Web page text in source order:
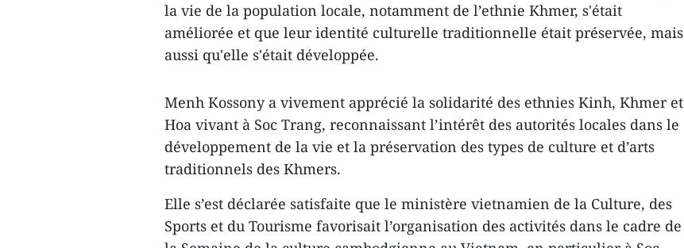
la vie ​de la population locale, notamment de l’ethnie Khmer, s'était
améliorée et que leur identité culturelle traditionnelle était préservée, mais
aussi qu'elle s'était développée.
Menh Kossony a vivement apprécié la solidarité des ethnies Kinh, Khmer et
Hoa vivant à Soc Trang, reconnaissant l’intérêt des autorités locales dans le
développement de la vie et la préservation des types de culture et d’arts
traditionnels des Khmers.
Elle s’est déclarée satisfaite que le ministère vietnamien de la Culture, des
Sports et du Tourisme favorisait l’organisation des activités dans le cadre de